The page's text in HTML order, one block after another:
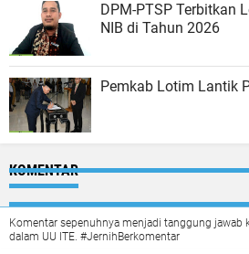
DPM-PTSP Terbitkan
NIB di Tahun 2026
Pemkab Lotim Lantik
KOMENTAR
Komentar sepenuhnya menjadi tanggung jawab
dalam UU ITE. #JernihBerkomentar